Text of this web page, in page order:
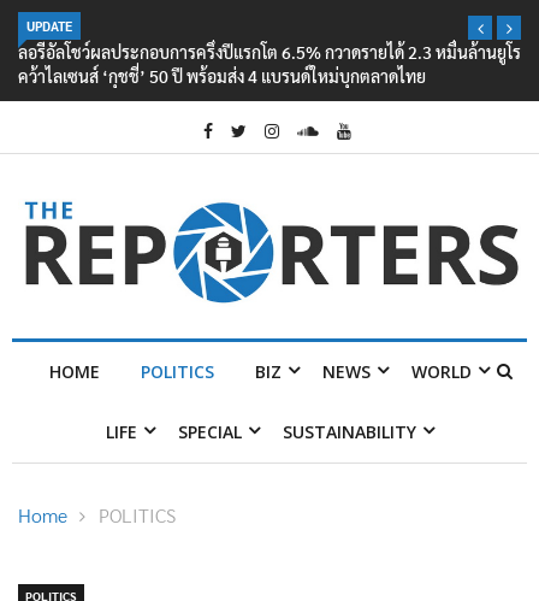
UPDATE
ลอรีอัลโชว์ผลประกอบการครึ่งปีแรกโต 6.5% กวาดรายได้ 2.3 หมื่นล้านยูโร
คว้าไลเซนส์ ‘กุชชี่’ 50 ปี พร้อมส่ง 4 แบรนด์ใหม่บุกตลาดไทย
HOME POLITICS BIZ NEWS WORLD
LIFE SPECIAL SUSTAINABILITY
Home POLITICS
POLITICS